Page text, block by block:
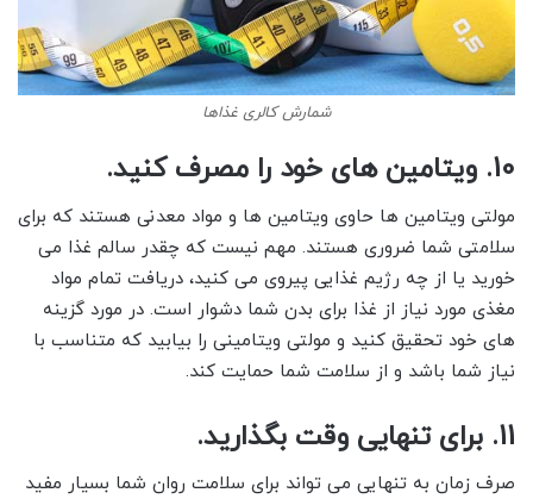
شمارش کالری غذاها
10. ویتامین های خود را مصرف کنید.
مولتی ویتامین ها حاوی ویتامین ها و مواد معدنی هستند که برای
سلامتی شما ضروری هستند. مهم نیست که چقدر سالم غذا می
خورید یا از چه رژیم غذایی پیروی می کنید، دریافت تمام مواد
مغذی مورد نیاز از غذا برای بدن شما دشوار است. در مورد گزینه
های خود تحقیق کنید و مولتی ویتامینی را بیابید که متناسب با
نیاز شما باشد و از سلامت شما حمایت کند.
11. برای تنهایی وقت بگذارید.
صرف زمان به تنهایی می تواند برای سلامت روان شما بسیار مفید